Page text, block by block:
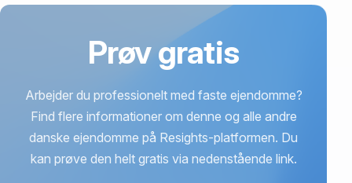
Prøv gratis
Arbejder du professionelt med faste ejendomme?
Find flere informationer om denne og alle andre
danske ejendomme på Resights-platformen. Du
kan prøve den helt gratis via nedenstående link.